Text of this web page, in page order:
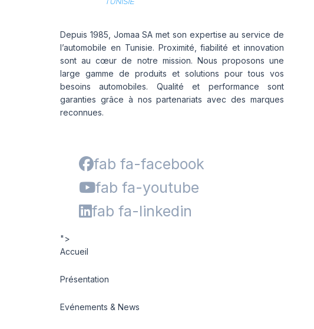
Depuis 1985, Jomaa SA met son expertise au service de
l’automobile en Tunisie. Proximité, fiabilité et innovation
sont au cœur de notre mission. Nous proposons une
large gamme de produits et solutions pour tous vos
besoins automobiles. Qualité et performance sont
garanties grâce à nos partenariats avec des marques
reconnues.
fab fa-facebook
fab fa-youtube
fab fa-linkedin
">
Accueil
Présentation
Evénements & News